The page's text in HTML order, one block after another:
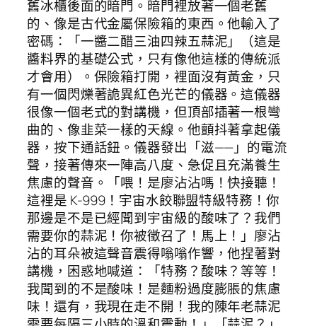
舊冰櫃後面的暗門。暗門裡放著一個老舊
的、像是古代金屬保險箱的東西。他輸入了
密碼：「一醬二醋三油四辣五蒜泥」（這是
醬料界的基礎公式，只有像他這樣的傳統派
才會用）。保險箱打開，裡面沒有黃金，只
有一個閃爍著詭異紅色光芒的儀器。這儀器
很像一個老式的對講機，但頂部插著一根彎
曲的、像韭菜一樣的天線。他顫抖著拿起儀
器，按下通話鈕。儀器發出「滋——」的電流
聲，接著傳來一陣高八度、急促且充滿養生
焦慮的聲音。「喂！是廖沾沾嗎！快接聽！
這裡是 K-999！宇宙水餃聯盟特級特務！你
那邊是不是已經聞到宇宙級的酸味了？我們
需要你的蒜泥！你被徵召了！馬上！」廖沾
沾的耳朵被這聲音震得嗡嗡作響，他捏著對
講機，困惑地喊道：「特務？酸味？等等！
我聞到的不是酸味！是麵粉過度膨脹的焦慮
味！還有，我現在走不開！我的陳年老蒜泥